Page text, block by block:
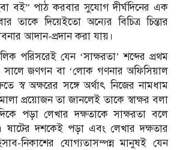
বই” পাঠ করবার সুযোগ দীর্ঘদিনের এক
তাকে দিয়েইতো অন্যের বিচিত্র চিন্তার
আদান-প্রদান করা যায়।
পরিসরেই যেন ‘সাক্ষরতা’ শব্দের প্রথম
সালে জণগন বা ‘লোক গণনার অফিসিয়াল
স্ব অক্ষরের সঙ্গে অর্থাৎ নিজের নামধাম
প্রয়োজন তা জানলেই তাকে স্বাক্ষর বলা
পড়া লেখার দক্ষতাকে সাক্ষরতা বলে
দশকেই পড়া এবং লেখার দক্ষতার
নিকাশের যোগ্যতাসম্পন্ন মানুষই যেন